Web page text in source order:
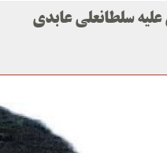
سلطانعلی عابدی